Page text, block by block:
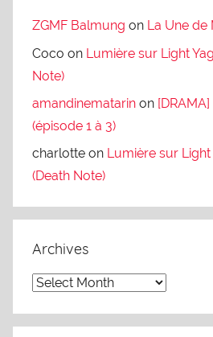
ZGMF Balmung on La Une de
Coco on Lumière sur Light
Note)
amandinematarin on
(épisode 1 à 3)
charlotte on Lumière sur
(Death Note)
Archives
A
c